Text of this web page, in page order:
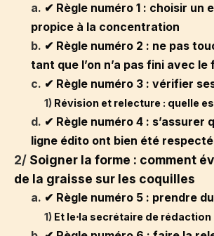
a. ✔ Règle numéro 1 : choisir un
propice à la concentration
b. ✔ Règle numéro 2 : ne pas
tant que l’on n’a pas fini avec le
c. ✔ Règle numéro 3 : vérifier
1) Révision et relecture : quelle
d. ✔ Règle numéro 4 : s’assurer
ligne édito ont bien été
2/ Soigner la forme : comment
de la graisse sur les coquilles
a. ✔ Règle numéro 5 : prendre
1) Et le⋅la secrétaire de